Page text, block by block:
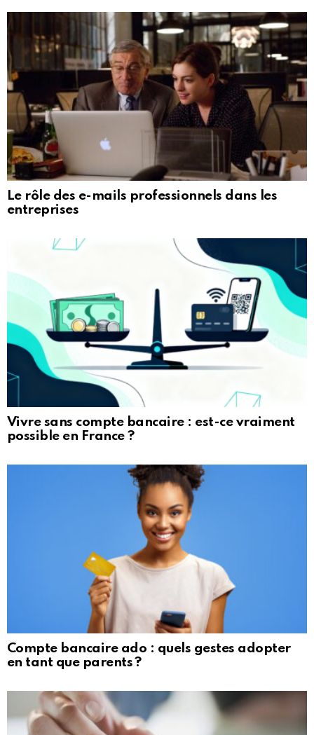
Le rôle des e-mails professionnels dans les
entreprises
Vivre sans compte bancaire : est-ce vraiment
possible en France ?
Compte bancaire ado : quels gestes adopter
en tant que parents ?